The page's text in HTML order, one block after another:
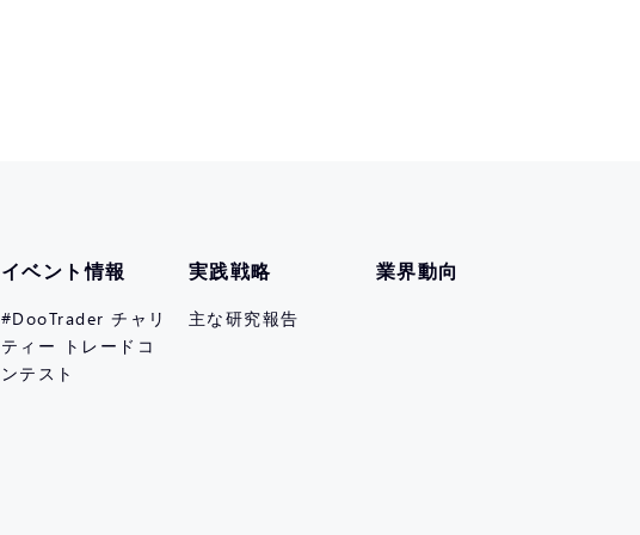
イベント情報
#DooTrader チャリ
ティー トレードコ
ンテスト
実践戦略
主な研究報告
業界動向